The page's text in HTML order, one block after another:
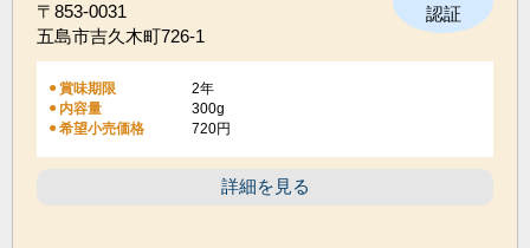
認証
〒853-0031
五島市吉久木町726-1
賞味期限
2年
内容量
300g
希望小売価格
720円
詳細を見る